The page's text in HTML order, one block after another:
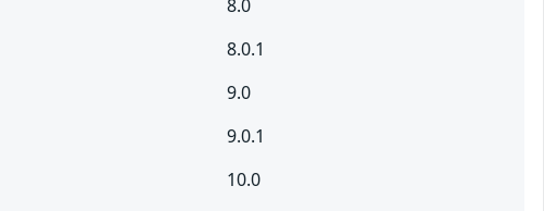
8.0
8.0.1
9.0
9.0.1
10.0